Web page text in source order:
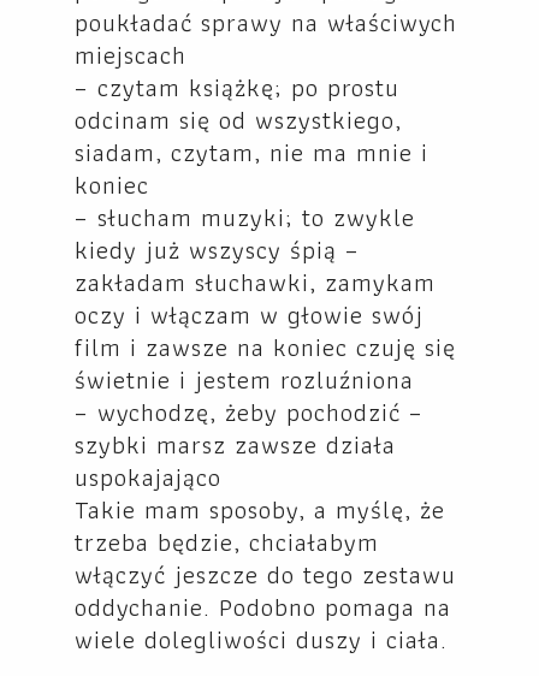
poukładać sprawy na właściwych
miejscach
– czytam książkę; po prostu
odcinam się od wszystkiego,
siadam, czytam, nie ma mnie i
koniec
– słucham muzyki; to zwykle
kiedy już wszyscy śpią –
zakładam słuchawki, zamykam
oczy i włączam w głowie swój
film i zawsze na koniec czuję się
świetnie i jestem rozluźniona
– wychodzę, żeby pochodzić –
szybki marsz zawsze działa
uspokajająco
Takie mam sposoby, a myślę, że
trzeba będzie, chciałabym
włączyć jeszcze do tego zestawu
oddychanie. Podobno pomaga na
wiele dolegliwości duszy i ciała.